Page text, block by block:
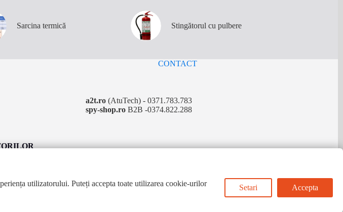
Sarcina termică Stingătorul cu pulbere
CONTACT
a2t.ro (AtuTech) - 0371.783.783
spy-shop.ro B2B -0374.822.288
articolelor este permisă doar cu indicarea clară a sursei și inserarea unui
Informații despre cookie-uri și date de trafic obținute prin Google Analytics
utilizatorului. Puteți accepta toate utilizarea cookie-urilor
Setari Accepta